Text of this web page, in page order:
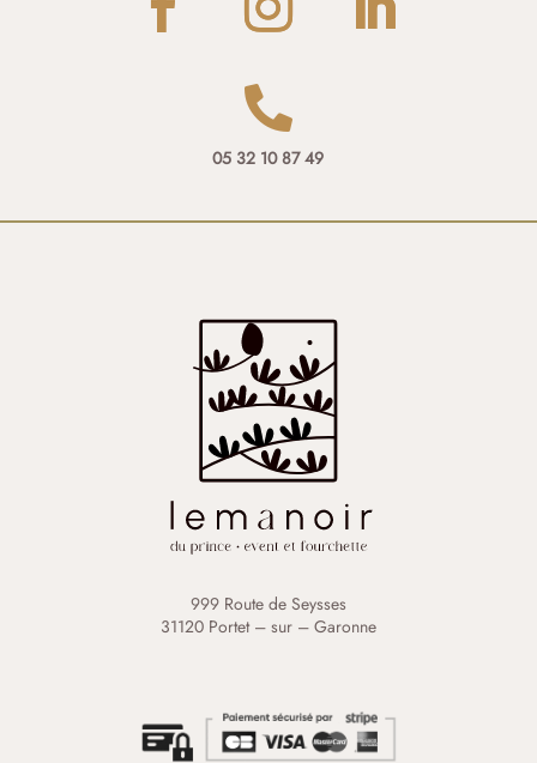

05 32 10 87 49
999 Route de Seysses
31120 Portet – sur – Garonne